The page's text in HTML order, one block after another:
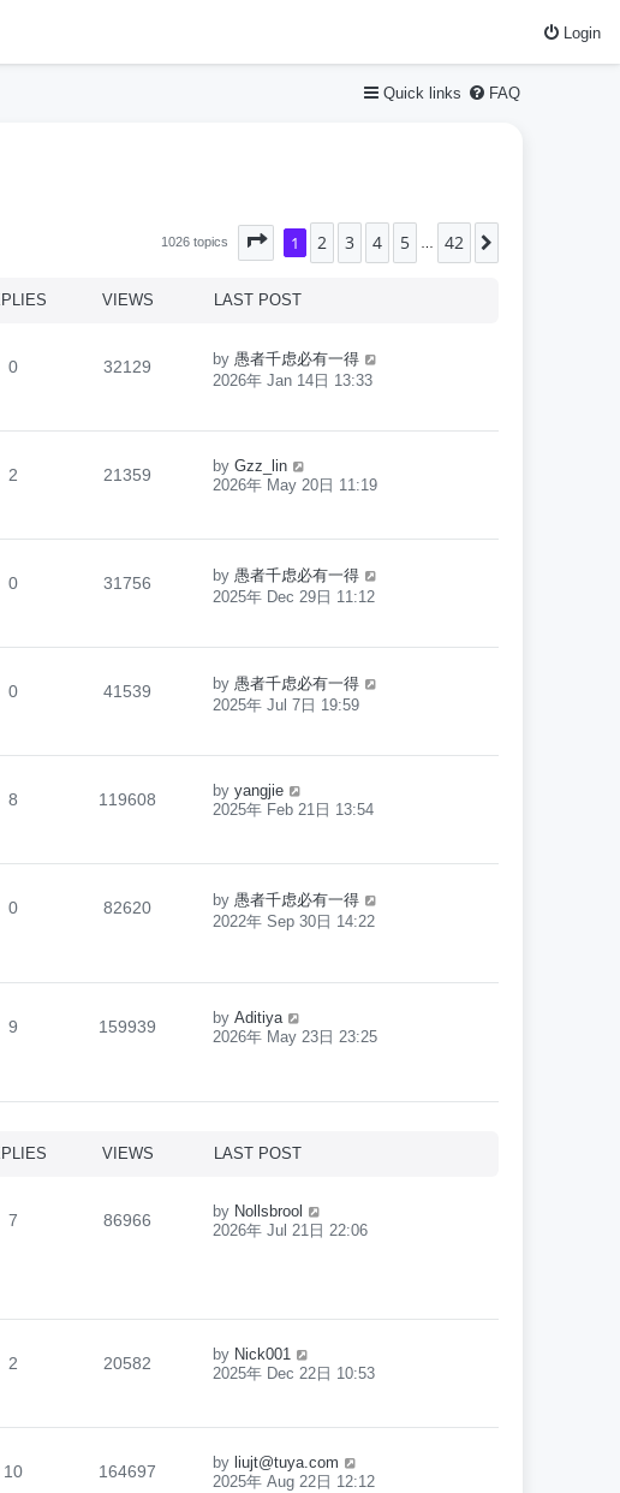
Login
Quick links FAQ
1026 topics Page 1of42
1 2 3 4 5 42
VIEWS LAST POST
0 32129 by 愚者千虑必有一得
2026年 Jan 14日 13:33
2 21359 by Gzz_lin
2026年 May 20日 11:19
0 31756 by 愚者千虑必有一得
2025年 Dec 29日 11:12
0 41539 by 愚者千虑必有一得
2025年 Jul 7日 19:59
8 119608 by yangjie
2025年 Feb 21日 13:54
0 82620 by 愚者千虑必有一得
2022年 Sep 30日 14:22
9 159939 by Aditiya
2026年 May 23日 23:25
VIEWS LAST POST
7 86966 by Nollsbrool
2026年 Jul 21日 22:06
2 20582 by Nick001
2025年 Dec 22日 10:53
10 164697 by liujt@tuya.com
2025年 Aug 22日 12:12